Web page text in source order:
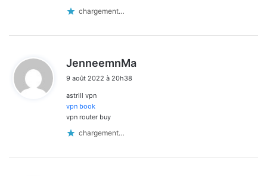
chargement…
JenneemnMa
9 août 2022 à 20h38
astrill vpn
vpn book
vpn router buy
chargement…